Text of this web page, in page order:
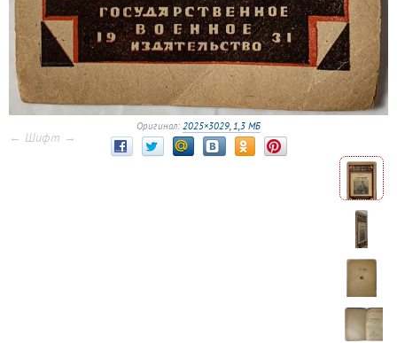
Оригинал: 2025×3029, 1,3 МБ
← Шифт →